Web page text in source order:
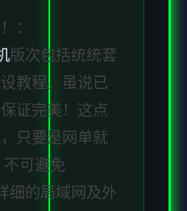
：
版次包括统统套
教程。虽说已
证完美！这点
只要是网单就
可避免
细的局域网及外